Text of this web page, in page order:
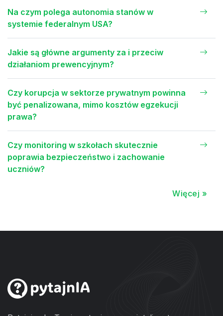
Na czym polega autonomia stanów w
systemie federalnym USA?
Jakie są główne argumenty za i przeciw
działaniom prewencyjnym?
Czy korupcja w sektorze prywatnym powinna
być penalizowana, mimo kosztów egzekucji
prawa?
Czy monitoring w szkołach skutecznie
poprawia bezpieczeństwo i zachowanie
uczniów?
Więcej »